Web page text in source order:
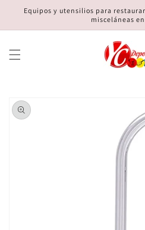
directamente
Equipos y utensilios para
misceláneas
a la
información